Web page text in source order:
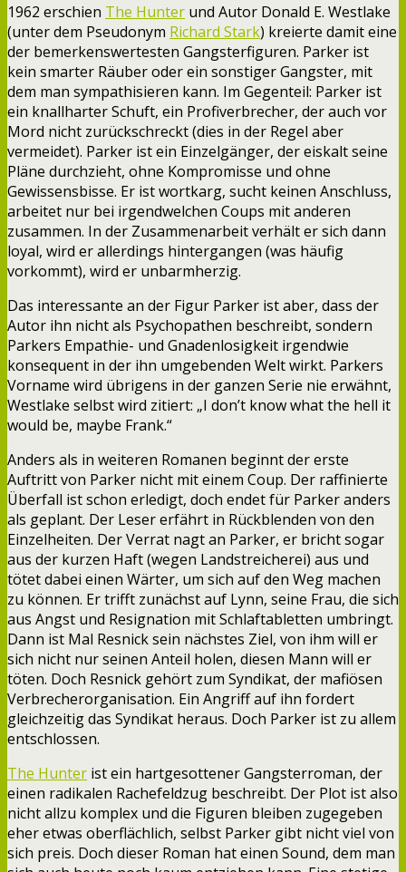
1962 erschien The Hunter und Autor Donald E. Westlake
(unter dem Pseudonym Richard Stark) kreierte damit eine
der bemerkenswertesten Gangsterfiguren. Parker ist
kein smarter Räuber oder ein sonstiger Gangster, mit
dem man sympathisieren kann. Im Gegenteil: Parker ist
ein knallharter Schuft, ein Profiverbrecher, der auch vor
Mord nicht zurückschreckt (dies in der Regel aber
vermeidet). Parker ist ein Einzelgänger, der eiskalt seine
Pläne durchzieht, ohne Kompromisse und ohne
Gewissensbisse. Er ist wortkarg, sucht keinen Anschluss,
arbeitet nur bei irgendwelchen Coups mit anderen
zusammen. In der Zusammenarbeit verhält er sich dann
loyal, wird er allerdings hintergangen (was häufig
vorkommt), wird er unbarmherzig.
Das interessante an der Figur Parker ist aber, dass der
Autor ihn nicht als Psychopathen beschreibt, sondern
Parkers Empathie- und Gnadenlosigkeit irgendwie
konsequent in der ihn umgebenden Welt wirkt. Parkers
Vorname wird übrigens in der ganzen Serie nie erwähnt,
Westlake selbst wird zitiert: „I don’t know what the hell it
would be, maybe Frank.“
Anders als in weiteren Romanen beginnt der erste
Auftritt von Parker nicht mit einem Coup. Der raffinierte
Überfall ist schon erledigt, doch endet für Parker anders
als geplant. Der Leser erfährt in Rückblenden von den
Einzelheiten. Der Verrat nagt an Parker, er bricht sogar
aus der kurzen Haft (wegen Landstreicherei) aus und
tötet dabei einen Wärter, um sich auf den Weg machen
zu können. Er trifft zunächst auf Lynn, seine Frau, die sich
aus Angst und Resignation mit Schlaftabletten umbringt.
Dann ist Mal Resnick sein nächstes Ziel, von ihm will er
sich nicht nur seinen Anteil holen, diesen Mann will er
töten. Doch Resnick gehört zum Syndikat, der mafiösen
Verbrecherorganisation. Ein Angriff auf ihn fordert
gleichzeitig das Syndikat heraus. Doch Parker ist zu allem
entschlossen.
The Hunter ist ein hartgesottener Gangsterroman, der
einen radikalen Rachefeldzug beschreibt. Der Plot ist also
nicht allzu komplex und die Figuren bleiben zugegeben
eher etwas oberflächlich, selbst Parker gibt nicht viel von
sich preis. Doch dieser Roman hat einen Sound, dem man